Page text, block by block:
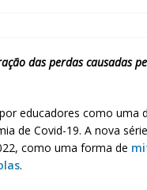
das perdas causadas
educadores como uma
de Covid-19. A nova
como uma forma de
.